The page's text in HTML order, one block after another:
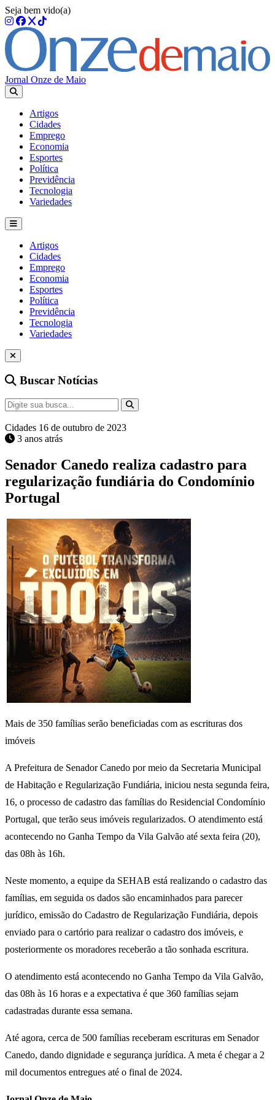
Seja bem vido(a)
Jornal Onze de Maio
Artigos
Cidades
Emprego
Economia
Esportes
Política
Previdência
Tecnologia
Variedades
Artigos
Cidades
Emprego
Economia
Esportes
Política
Previdência
Tecnologia
Variedades
Buscar Notícias
Cidades 16 de outubro de 2023
3 anos atrás
Senador Canedo realiza cadastro para
regularização fundiária do Condomínio
Portugal
Mais de 350 famílias serão beneficiadas com as escrituras dos
imóveis
A Prefeitura de Senador Canedo por meio da Secretaria Municipal
de Habitação e Regularização Fundiária, iniciou nesta segunda feira,
16, o processo de cadastro das famílias do Residencial Condomínio
Portugal, que terão seus imóveis regularizados. O atendimento está
acontecendo no Ganha Tempo da Vila Galvão até sexta feira (20),
das 08h às 16h.
Neste momento, a equipe da SEHAB está realizando o cadastro das
famílias, em seguida os dados são encaminhados para parecer
jurídico, emissão do Cadastro de Regularização Fundiária, depois
enviado para o cartório para realizar o cadastro dos imóveis, e
posteriormente os moradores receberão a tão sonhada escritura.
O atendimento está acontecendo no Ganha Tempo da Vila Galvão,
das 08h às 16 horas e a expectativa é que 360 famílias sejam
cadastradas durante essa semana.
Até agora, cerca de 500 famílias receberam escrituras em Senador
Canedo, dando dignidade e segurança jurídica. A meta é chegar a 2
mil documentos entregues até o final de 2024.